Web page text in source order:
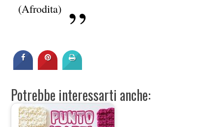
(Afrodita)
Potrebbe interessarti anche: